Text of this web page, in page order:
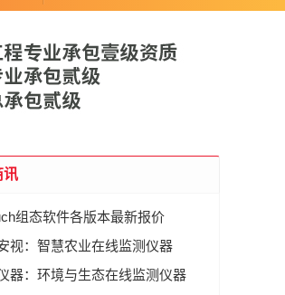
讯
组态软件各版本最新报价
视：智慧农业在线监测仪器
器：环境与生态在线监测仪器